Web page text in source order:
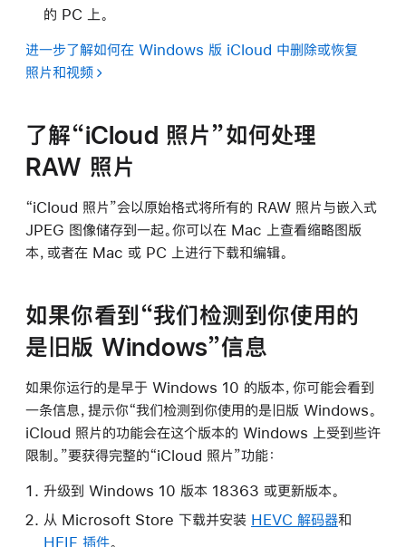
的 PC 上。
进一步了解如何在 Windows 版 iCloud 中删除或恢复
照片和视频
了解“iCloud 照片”如何处理
RAW 照片
“iCloud 照片”会以原始格式将所有的 RAW 照片与嵌入式
JPEG 图像储存到一起。你可以在 Mac 上查看缩略图版
本，或者在 Mac 或 PC 上进行下载和编辑。
如果你看到“我们检测到你使用的
是旧版 Windows”信息
如果你运行的是早于 Windows 10 的版本，你可能会看到
一条信息，提示你“我们检测到你使用的是旧版 Windows。
iCloud 照片的功能会在这个版本的 Windows 上受到些许
限制。”要获得完整的“iCloud 照片”功能：
升级到 Windows 10 版本 18363 或更新版本。
从 Microsoft Store 下载并安装 HEVC 解码器和
HEIF 插件。